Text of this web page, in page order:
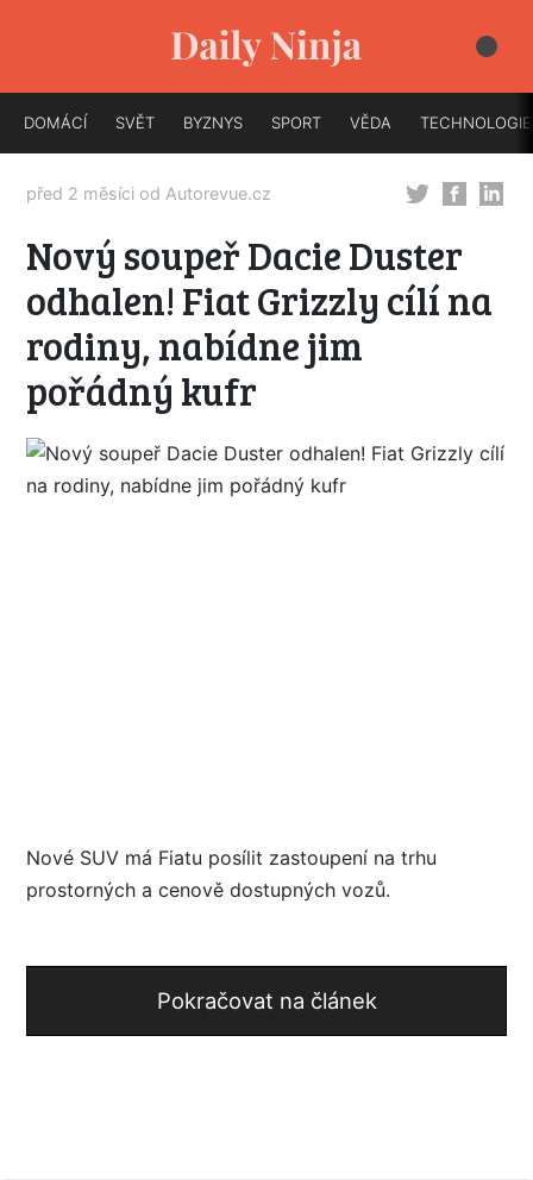
DOMÁCÍ SVĚT BYZNYS SPORT VĚDA TECHNOLOGIE
před 2 měsíci od Autorevue.cz
Nový soupeř Dacie Duster
odhalen! Fiat Grizzly cílí na
rodiny, nabídne jim
pořádný kufr
Nové SUV má Fiatu posílit zastoupení na trhu
prostorných a cenově dostupných vozů.
Pokračovat na článek